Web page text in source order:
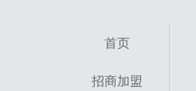
首页
招商加盟